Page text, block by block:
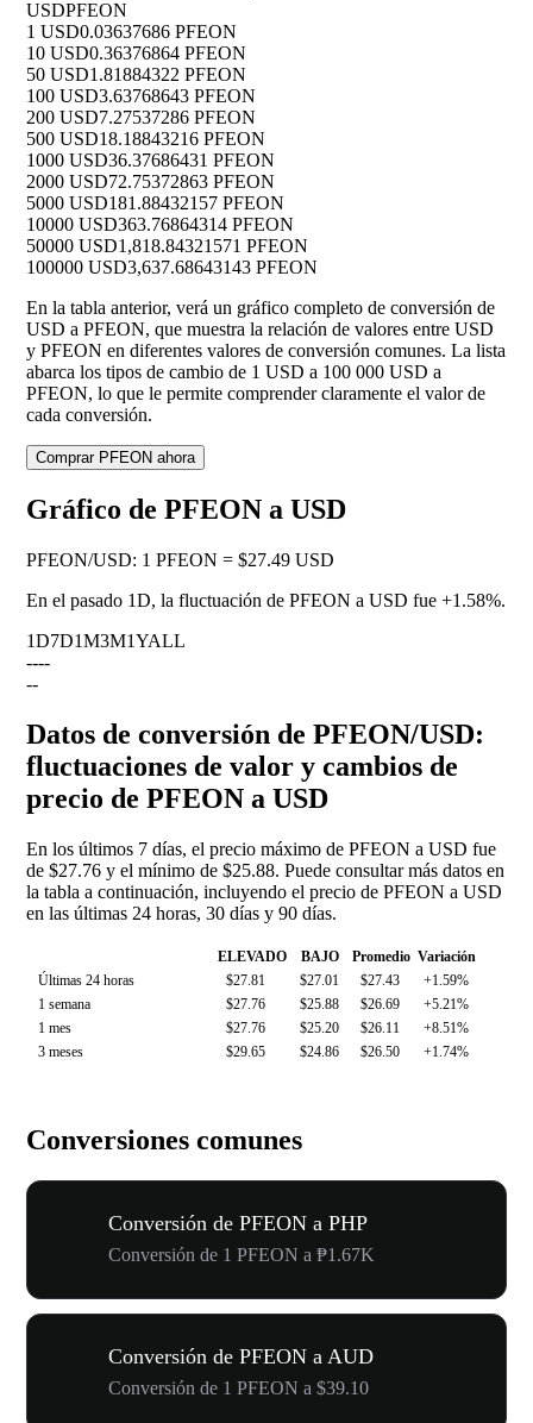
USDPFEON
1 USD0.03637686 PFEON
10 USD0.36376864 PFEON
50 USD1.81884322 PFEON
100 USD3.63768643 PFEON
200 USD7.27537286 PFEON
500 USD18.18843216 PFEON
1000 USD36.37686431 PFEON
2000 USD72.75372863 PFEON
5000 USD181.88432157 PFEON
10000 USD363.76864314 PFEON
50000 USD1,818.84321571 PFEON
100000 USD3,637.68643143 PFEON
En la tabla anterior, verá un gráfico completo de conversión de
USD a PFEON, que muestra la relación de valores entre USD
y PFEON en diferentes valores de conversión comunes. La lista
abarca los tipos de cambio de 1 USD a 100 000 USD a
PFEON, lo que le permite comprender claramente el valor de
cada conversión.
Comprar PFEON ahora
Gráfico de PFEON a USD
PFEON/USD: 1 PFEON = $27.49 USD
En el pasado 1D, la fluctuación de PFEON a USD fue +1.58%.
1D7D1M3M1YALL
----
--
Datos de conversión de PFEON/USD:
fluctuaciones de valor y cambios de
precio de PFEON a USD
En los últimos 7 días, el precio máximo de PFEON a USD fue
de $27.76 y el mínimo de $25.88. Puede consultar más datos en
la tabla a continuación, incluyendo el precio de PFEON a USD
en las últimas 24 horas, 30 días y 90 días.
ELEVADO BAJO Promedio Variación
Últimas 24 horas
$27.81 $27.01 $27.43
+1.59%
1 semana
$27.76 $25.88 $26.69
+5.21%
1 mes
$27.76 $25.20 $26.11
+8.51%
3 meses
$29.65 $24.86 $26.50 +1.74%
Conversiones comunes
Conversión de PFEON a PHP
Conversión de 1 PFEON a ₱1.67K
Conversión de PFEON a AUD
Conversión de 1 PFEON a $39.10